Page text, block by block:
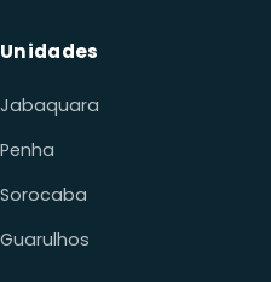
Unidades
Jabaquara
Penha
Sorocaba
Guarulhos